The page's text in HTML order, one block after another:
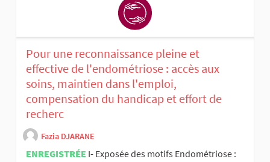
Pour une reconnaissance pleine et
effective de l'endométriose : accès aux
soins, maintien dans l'emploi,
compensation du handicap et effort de
recherc
Fazia DJARANE
ENREGISTRÉE I- Exposée des motifs Endométriose :